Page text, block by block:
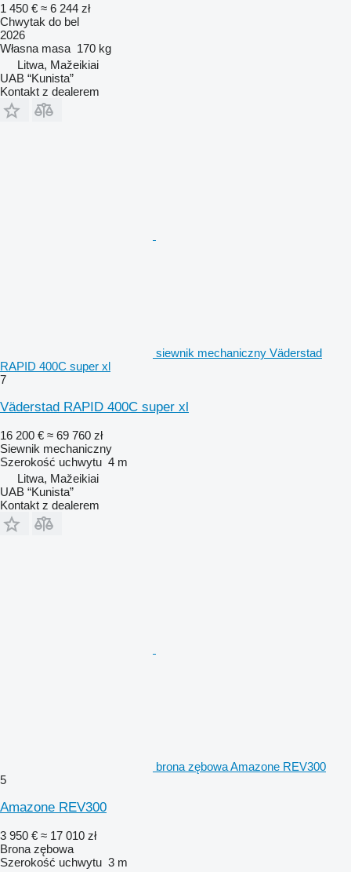
1 450 € ≈ 6 244 zł
Chwytak do bel
2026
Własna masa 170 kg
Litwa, Mažeikiai
UAB “Kunista”
Kontakt z dealerem
siewnik mechaniczny Väderstad
RAPID 400C super xl
7
Väderstad RAPID 400C super xl
16 200 € ≈ 69 760 zł
Siewnik mechaniczny
Szerokość uchwytu 4 m
Litwa, Mažeikiai
UAB “Kunista”
Kontakt z dealerem
brona zębowa Amazone REV300
5
Amazone REV300
3 950 € ≈ 17 010 zł
Brona zębowa
Szerokość uchwytu 3 m